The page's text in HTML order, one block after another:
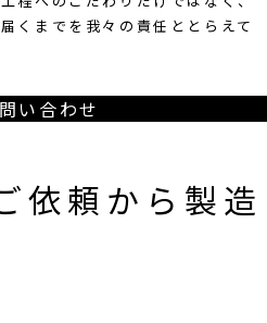
くまでを我々の責任ととらえて
い合わせ
依頼から製造